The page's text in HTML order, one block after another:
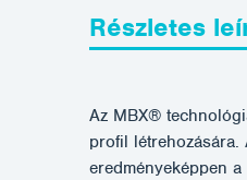
Részletes
Az MBX®
profil
eredményeképpen